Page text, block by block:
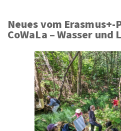
Neues vom
CoWaLa – Wasser